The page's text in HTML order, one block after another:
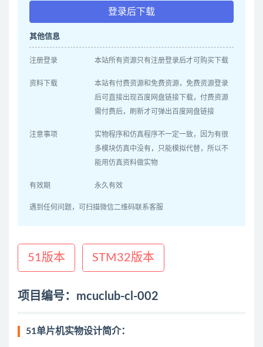
登录后下载
其他信息
注册登录 本站所有资源只有注册登录后才可购买下载
资料下载
本站有付费资源和免费资源，免费资源登录
后可直接出现百度网盘链接下载，付费资源
需付费后，刷新才可弹出百度网盘链接
注意事项
实物程序和仿真程序不一定一致，因为有很
多模块仿真中没有，只能模拟代替，所以不
能用仿真资料做实物
有效期 永久有效
遇到任何问题，可扫描微信二维码联系客服
51版本 STM32版本
项目编号：mcuclub-cl-002
51单片机实物设计简介：